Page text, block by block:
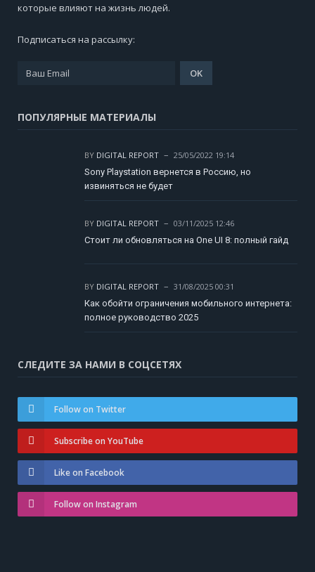
которые влияют на жизнь людей.
Подписаться на рассылку:
ПОПУЛЯРНЫЕ МАТЕРИАЛЫ
BY DIGITAL REPORT
25/05/2022 19:14
Sony Playstation вернется в Россию, но
извиняться не будет
BY DIGITAL REPORT
03/11/2025 12:46
Стоит ли обновляться на One UI 8: полный гайд
BY DIGITAL REPORT
31/08/2025 00:31
Как обойти ограничения мобильного интернета:
полное руководство 2025
СЛЕДИТЕ ЗА НАМИ В СОЦСЕТЯХ
Follow on Twitter
Subscribe on YouTube
Like on Facebook
Follow on Instagram